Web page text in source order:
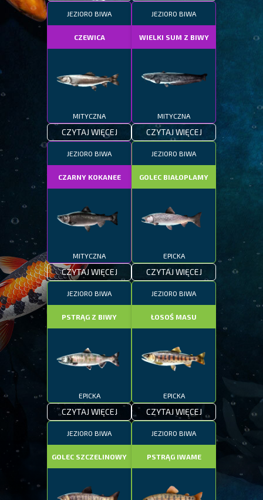
JEZIORO BIWA
CZEWICA
MITYCZNA
CZYTAJ WIĘCEJ
JEZIORO BIWA
WIELKI SUM Z BIWY
MITYCZNA
CZYTAJ WIĘCEJ
JEZIORO BIWA
CZARNY KOKANEE
MITYCZNA
CZYTAJ WIĘCEJ
JEZIORO BIWA
GOLEC BIAŁOPLAMY
EPICKA
CZYTAJ WIĘCEJ
JEZIORO BIWA
PSTRĄG Z BIWY
EPICKA
CZYTAJ WIĘCEJ
JEZIORO BIWA
ŁOSOŚ MASU
EPICKA
CZYTAJ WIĘCEJ
JEZIORO BIWA
GOLEC SZCZELINOWY
JEZIORO BIWA
PSTRĄG IWAME